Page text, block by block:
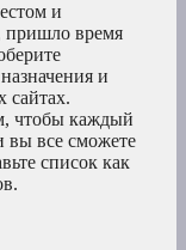
и
пришло время
и
сайтах.
чтобы каждый
вы все сможете
список как